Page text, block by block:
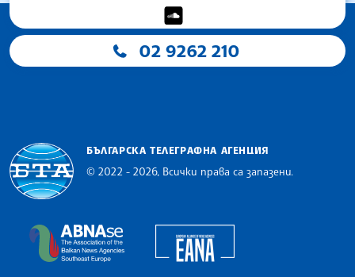
02 9262 210
БЪЛГАРСКА ТЕЛЕГРАФНА АГЕНЦИЯ
© 2022 - 2026, Всички права са запазени.
The Assocoation of the Balkan News Agencies